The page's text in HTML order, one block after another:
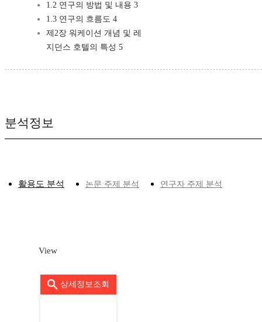
1.2 연구의 방법 및 내용 3
1.3 연구의 흐름도 4
제2장 워케이션 개념 및 레
지던스 호텔의 특성 5
분석정보
활용도 분석 논문 주제 분석 연구자 주제 분석
View
상세정보조회